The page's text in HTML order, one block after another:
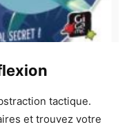
tactique.
et trouvez votre